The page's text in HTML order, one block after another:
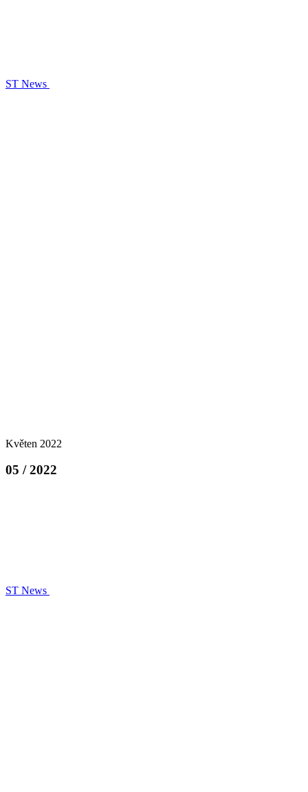
ST News
Květen 2022
05 / 2022
ST News